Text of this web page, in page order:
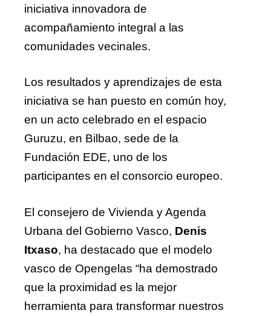
iniciativa innovadora de
acompañamiento integral a las
comunidades vecinales.
Los resultados y aprendizajes de esta
iniciativa se han puesto en común hoy,
en un acto celebrado en el espacio
Guruzu, en Bilbao, sede de la
Fundación EDE, uno de los
participantes en el consorcio europeo.
El consejero de Vivienda y Agenda
Urbana del Gobierno Vasco, Denis
Itxaso, ha destacado que el modelo
vasco de Opengelas “ha demostrado
que la proximidad es la mejor
herramienta para transformar nuestros